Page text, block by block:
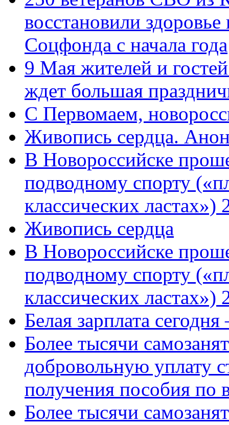
восстановили
Соцфонда с начала года
9 Мая жителей и
ждет большая
C Первомаем,
Живопись сердца.
В Новороссийске
подводному спорту
классических
Живопись сердца
В Новороссийске
подводному спорту
классических ластах»)
Белая зарплата
Более тысячи
добровольную уплату
получения пособия по
Более тысячи